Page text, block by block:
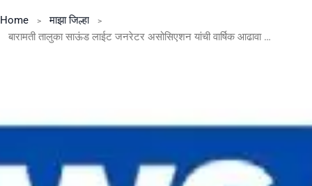
Home
माझा जिल्हा
बारामती तालुका साऊंड लाईट जनरेटर असोसिएशन यांची वार्षिक आढावा बैठक संपन्न